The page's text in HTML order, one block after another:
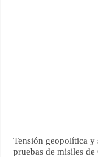
Tensión geopolítica y
pruebas de misiles